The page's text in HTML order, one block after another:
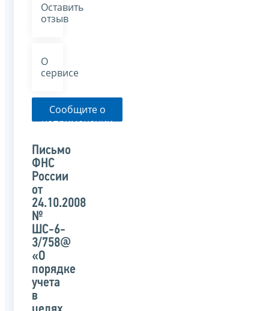
Оставить
отзыв
О
сервисе
Сообщите о
неприменении
органом
указанного
письма
Письмо
ФНС
России
от
24.10.2008
№
ШС-6-
3/758@
«О
порядке
учета
в